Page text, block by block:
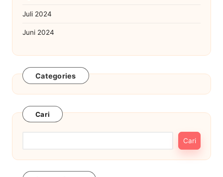
Juli 2024
Juni 2024
Categories
Cari
Cari